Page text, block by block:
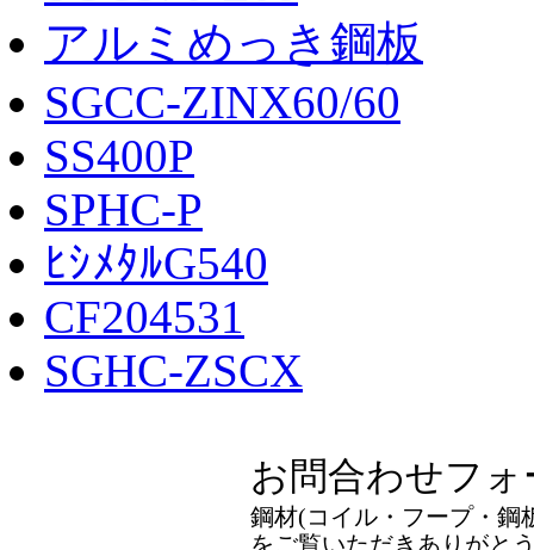
アルミめっき鋼板
SGCC-ZINX60/60
SS400P
SPHC-P
ﾋｼﾒﾀﾙG540
CF204531
SGHC-ZSCX